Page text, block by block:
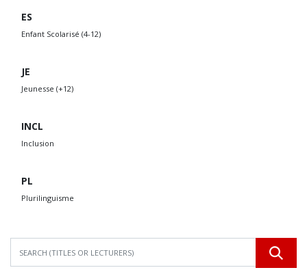
ES
Enfant Scolarisé (4-12)
JE
Jeunesse (+12)
INCL
Inclusion
PL
Plurilinguisme